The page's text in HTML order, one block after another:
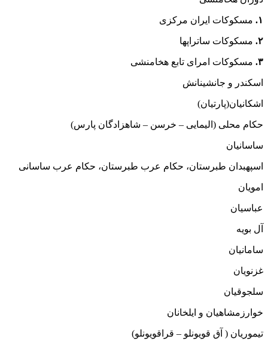
۱. مسکوکات ایران مرکزی
۲. مسکوکات ساتراپها
۳. مسکوکات امرای تابع هخامنشی
اسکندر و جانشینانش
اشکانیان(پارتیان)
حکام محلی (الیمایی – خرسن – شاهزادگان پارس)
ساسانیان
اسپهبدان طبرستان، حکام عرب طبرستان، حکام عرب ساسانی
امویان
عباسیان
آل بویه
سامانیان
غزنویان
سلجوقیان
خوارزمشاهیان و ایلخانان
تیموریان ( آق قویونلو – قراقویونلو)